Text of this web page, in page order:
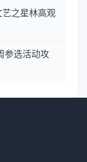
之星林高观
参选活动攻